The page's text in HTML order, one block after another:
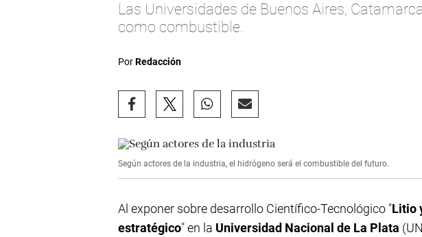
Las Universidades de Buenos Aires,
como combustible.
PorRedacción
Según actores de la industria, el hidrógeno será el combustible del futuro.
Al exponer sobre desarrollo Científico-Tecnológico "Litio
estratégico" en la Universidad Nacional de La Plata